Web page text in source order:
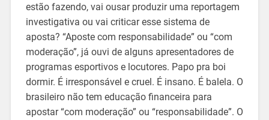
estão fazendo, vai ousar produzir uma reportagem
investigativa ou vai criticar esse sistema de
aposta? “Aposte com responsabilidade” ou “com
moderação”, já ouvi de alguns apresentadores de
programas esportivos e locutores. Papo pra boi
dormir. É irresponsável e cruel. É insano. É balela. O
brasileiro não tem educação financeira para
apostar “com moderação” ou “responsabilidade”. O